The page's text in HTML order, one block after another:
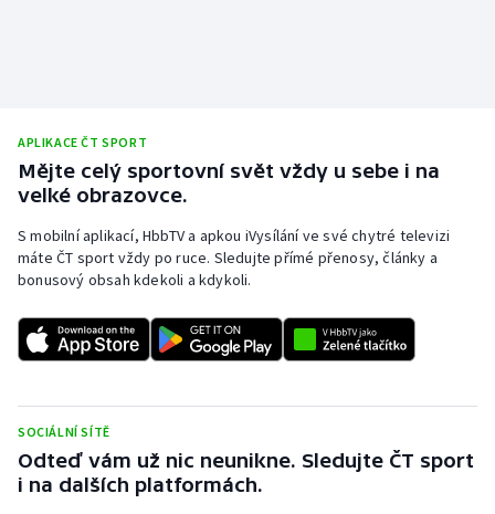
Stolní tenis
Triatlon
Veslování
Vodní slalom
Ostatní
APLIKACE ČT SPORT
Mějte celý sportovní svět vždy u sebe i na
velké obrazovce.
S mobilní aplikací, HbbTV a apkou iVysílání ve své chytré televizi
máte ČT sport vždy po ruce. Sledujte přímé přenosy, články a
bonusový obsah kdekoli a kdykoli.
SOCIÁLNÍ SÍTĚ
Odteď vám už nic neunikne. Sledujte ČT sport
i na dalších platformách.